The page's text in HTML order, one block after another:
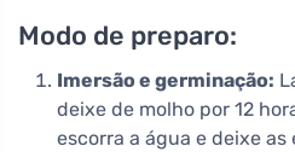
Modo de preparo:
Imersão e germinação:
deixe de molho por 12
escorra a água e deixe